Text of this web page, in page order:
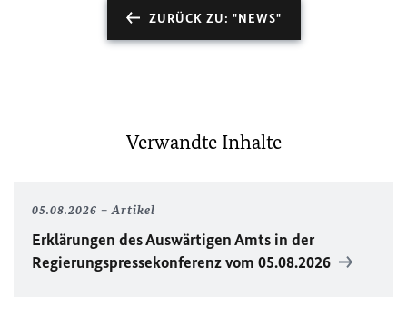
ZURÜCK ZU: "NEWS"
Verwandte Inhalte
05.08.2026 Artikel
Erklärungen des Auswärtigen Amts in der
Regierungspressekonferenz vom 05.08.2026